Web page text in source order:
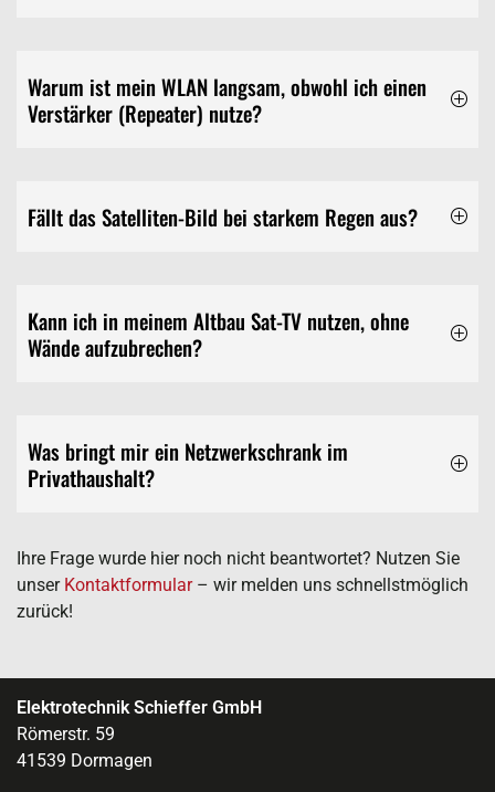
Warum ist mein WLAN langsam, obwohl ich einen
Verstärker (Repeater) nutze?
Fällt das Satelliten-Bild bei starkem Regen aus?
Kann ich in meinem Altbau Sat-TV nutzen, ohne
Wände aufzubrechen?
Was bringt mir ein Netzwerkschrank im
Privathaushalt?
Ihre Frage wurde hier noch nicht beantwortet? Nutzen Sie
unser Kontaktformular– wir melden uns schnellstmöglich
zurück!
Elektrotechnik Schieffer GmbH
Römerstr. 59
41539 Dormagen